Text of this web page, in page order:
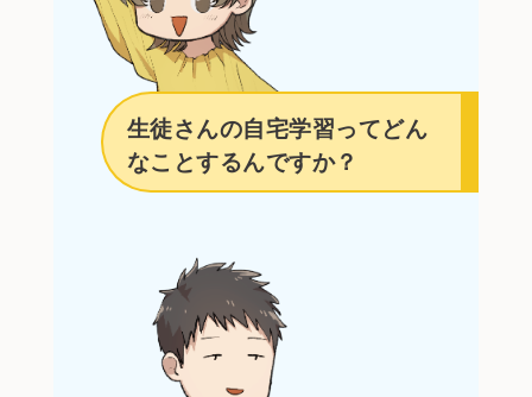
生徒さんの自宅学習ってどん
なことするんですか？